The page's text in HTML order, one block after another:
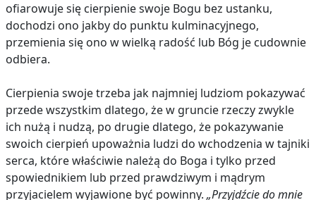
ofiarowuje się cierpienie swoje Bogu bez ustanku,
dochodzi ono jakby do punktu kulminacyjnego,
przemienia się ono w wielką radość lub Bóg je cudownie
odbiera.
Cierpienia swoje trzeba jak najmniej ludziom pokazywać
przede wszystkim dlatego, że w gruncie rzeczy zwykle
ich nużą i nudzą, po drugie dlatego, że pokazywanie
swoich cierpień upoważnia ludzi do wchodzenia w tajniki
serca, które właściwie należą do Boga i tylko przed
spowiednikiem lub przed prawdziwym i mądrym
przyjacielem wyjawione być powinny. „Przyjdźcie do mnie